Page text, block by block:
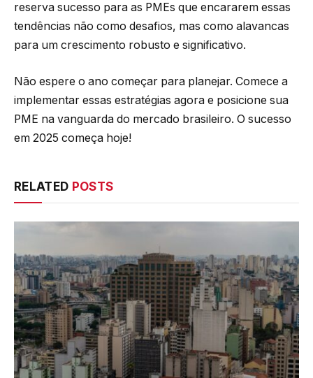
reserva sucesso para as PMEs que encararem essas
tendências não como desafios, mas como alavancas
para um crescimento robusto e significativo.
Não espere o ano começar para planejar. Comece a
implementar essas estratégias agora e posicione sua
PME na vanguarda do mercado brasileiro. O sucesso
em 2025 começa hoje!
RELATED POSTS